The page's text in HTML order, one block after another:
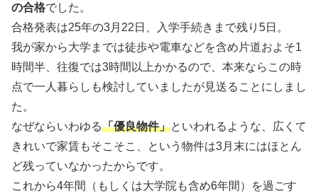
の合格でした。
合格発表は25年の3月22日、入学手続きまで残り5日。
我が家から大学までは徒歩や電車などを含め片道およそ1
時間半、往復では3時間以上かかるので、本来ならこの時
点で一人暮らしも検討していましたが見送ることにしまし
た。
なぜならいわゆる「優良物件」といわれるような、広くて
きれいで家賃もそこそこ、という物件は3月末にはほとん
ど残っていなかったからです。
これから4年間（もしくは大学院も含め6年間）を過ごす